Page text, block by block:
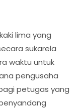
lima yang
sukarela
waktu untuk
pengusaha
petugas yang